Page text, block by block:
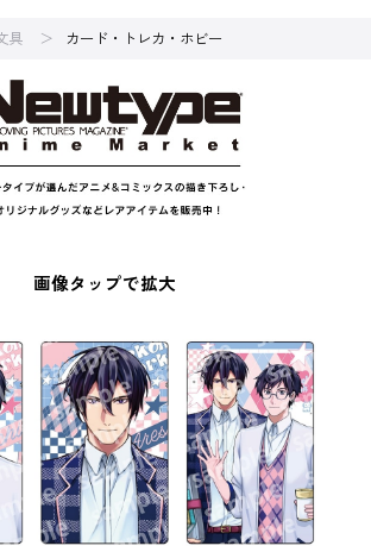
具 カード・トレカ・ホビー
画像タップで拡大